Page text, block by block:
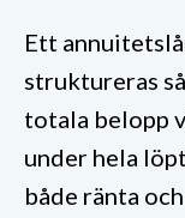
Ett
struktureras
totala belopp
under hela
både ränta